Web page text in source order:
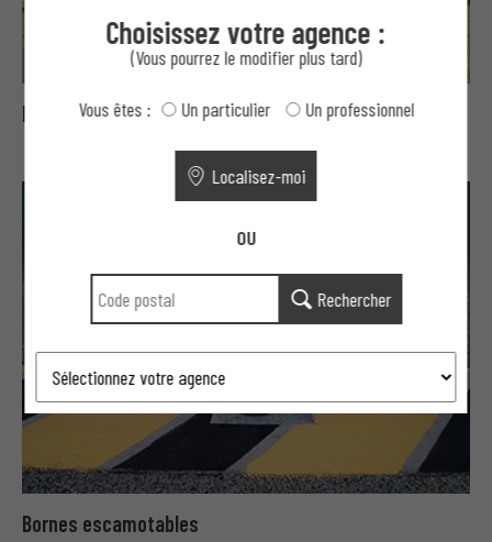
Bavolets, concertinas et fils ronce
Bornes escamotables
Choisissez votre agence :
(Vous pourrez le modifier plus tard)
Vous êtes : Un particulier Un professionnel
Localisez-moi
OU
Rechercher